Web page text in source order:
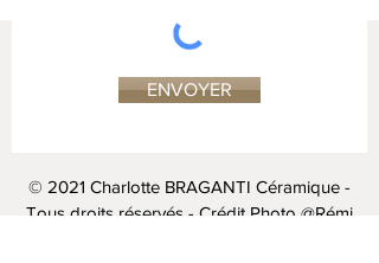
ENVOYER
© 2021 Charlotte BRAGANTI Céramique -
Tous droits réservés - Crédit Photo @Rémi